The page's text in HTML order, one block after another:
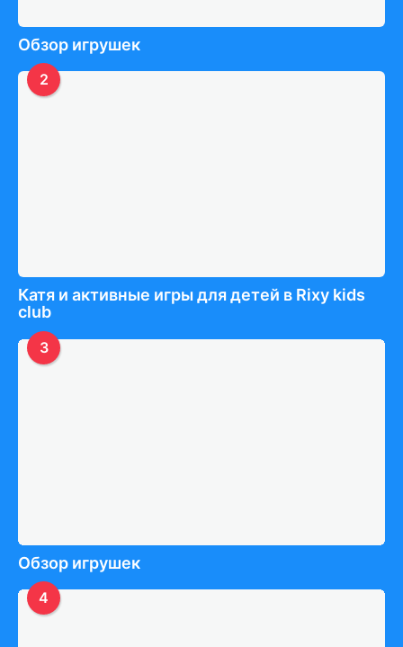
Обзор игрушек
2
Катя и активные игры для детей в Rixy kids
club
3
Обзор игрушек
4